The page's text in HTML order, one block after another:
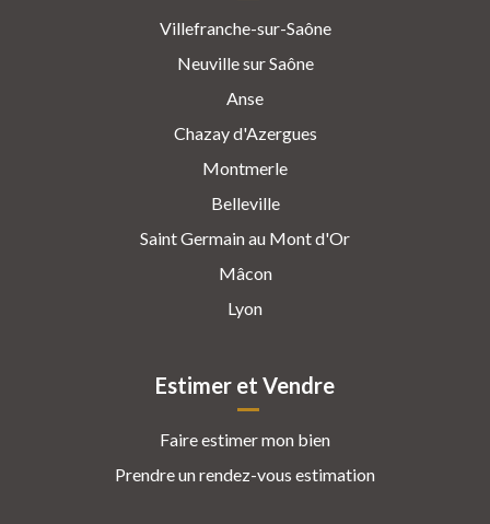
Villefranche-sur-Saône
Neuville sur Saône
Anse
Chazay d'Azergues
Montmerle
Belleville
Saint Germain au Mont d'Or
Mâcon
Lyon
Estimer et Vendre
Faire estimer mon bien
Prendre un rendez-vous estimation